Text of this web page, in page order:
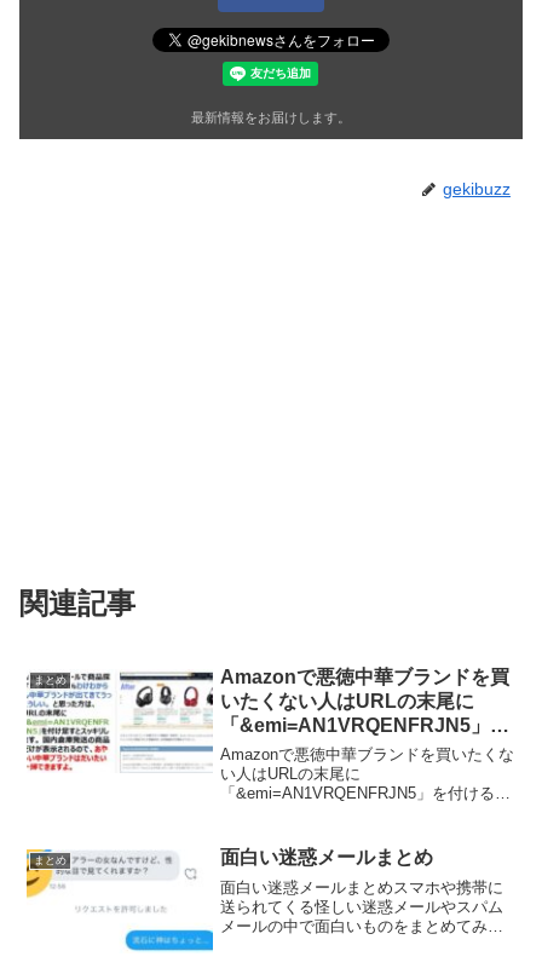
最新情報をお届けします。
gekibuzz
関連記事
まとめ
Amazonで悪徳中華ブランドを買
いたくない人はURLの末尾に
「&emi=AN1VRQENFRJN5」を
付けるとスッキリします。
Amazonで悪徳中華ブランドを買いたくな
い人はURLの末尾に
「&emi=AN1VRQENFRJN5」を付けると
ー、プライムデー」では、値段の安さに
つられて怪しい中...
まとめ 面白い迷惑メールまとめ
面白い迷惑メールまとめスマホや携帯に
送られてくる怪しい迷惑メールやスパム
メールの中で面白いものをまとめてみま